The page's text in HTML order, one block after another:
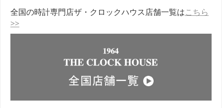
全国の時計専門店ザ・クロックハウス店舗一覧はこちら
>>